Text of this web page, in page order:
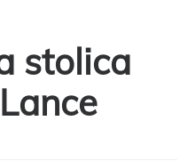
stolica